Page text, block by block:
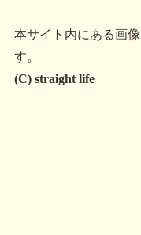
本サイト内にある画
す。
(C) straight life